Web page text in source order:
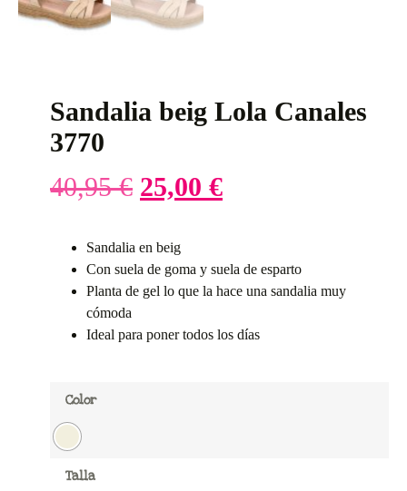
Sandalia beig Lola Canales
3770
40,95€ 25,00 €
Sandalia en beig
Con suela de goma y suela de esparto
Planta de gel lo que la hace una sandalia muy
cómoda
Ideal para poner todos los días
Color
Talla